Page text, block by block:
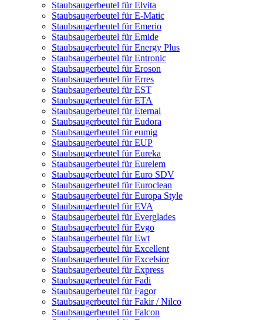
Staubsaugerbeutel für Elvita
Staubsaugerbeutel für E-Matic
Staubsaugerbeutel für Emerio
Staubsaugerbeutel für Emide
Staubsaugerbeutel für Energy Plus
Staubsaugerbeutel für Entronic
Staubsaugerbeutel für Eroson
Staubsaugerbeutel für Erres
Staubsaugerbeutel für EST
Staubsaugerbeutel für ETA
Staubsaugerbeutel für Eternal
Staubsaugerbeutel für Eudora
Staubsaugerbeutel für eumig
Staubsaugerbeutel für EUP
Staubsaugerbeutel für Eureka
Staubsaugerbeutel für Eurelem
Staubsaugerbeutel für Euro SDV
Staubsaugerbeutel für Euroclean
Staubsaugerbeutel für Europa Style
Staubsaugerbeutel für EVA
Staubsaugerbeutel für Everglades
Staubsaugerbeutel für Evgo
Staubsaugerbeutel für Ewt
Staubsaugerbeutel für Excellent
Staubsaugerbeutel für Excelsior
Staubsaugerbeutel für Express
Staubsaugerbeutel für Fadi
Staubsaugerbeutel für Fagor
Staubsaugerbeutel für Fakir / Nilco
Staubsaugerbeutel für Falcon